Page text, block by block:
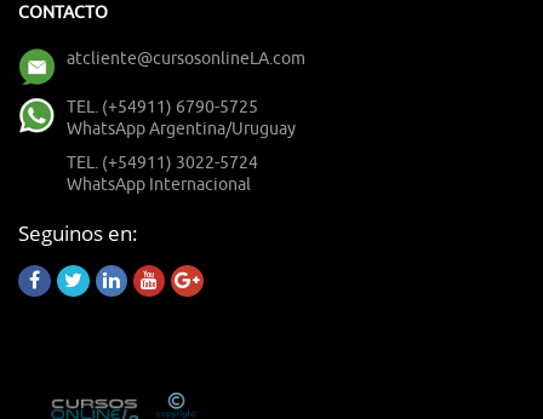
CONTACTO
atcliente@cursosonlineLA.com
TEL. (+54911) 6790-5725
WhatsApp Argentina/Uruguay
TEL. (+54911) 3022-5724
WhatsApp Internacional
Seguinos en: